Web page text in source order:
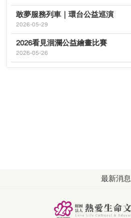
敢夢服務列車｜環台公益巡演
2026-05-29
2026看見洄瀾公益繪畫比賽
2026-05-26
最新消息